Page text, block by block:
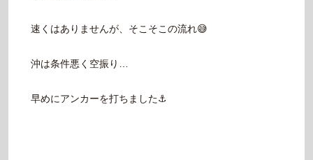
速くはありませんが、そこそこの流れ😅
沖は条件悪く空振り…
早めにアンカーを打ちました⚓️